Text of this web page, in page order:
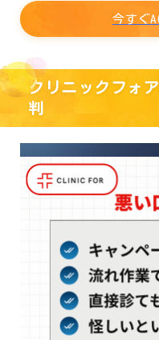
今すぐ
クリニックフォ
判